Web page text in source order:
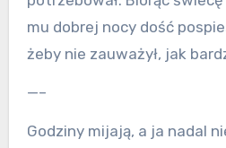
mu dobrej nocy dość
żeby nie zauważył, jak
—–
Godziny mijają, a ja nadal